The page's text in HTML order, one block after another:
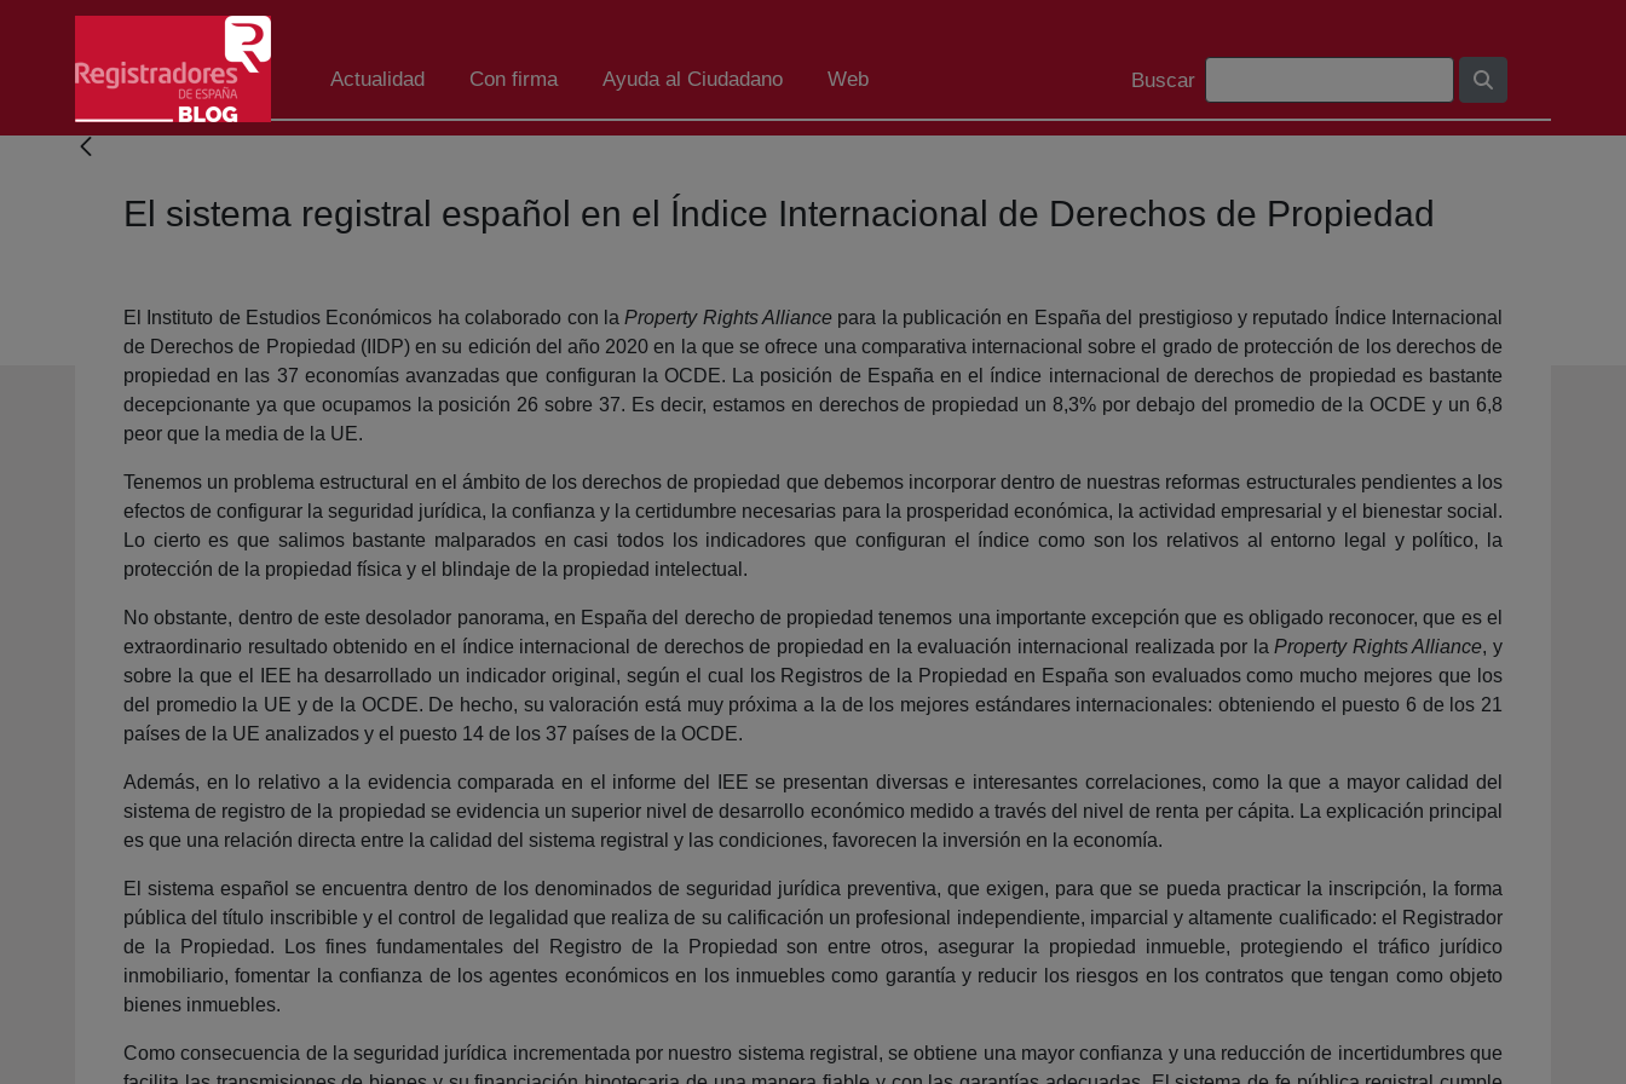
Skip to Main Content
Actualidad Con firma Ayuda al Ciudadano Web
Barra de busca
Buscar
El sistema registral español en el Índice Internacional de Derechos de Propiedad
El Instituto de Estudios Económicos ha colaborado con laProperty Rights Alliance para la publicación en España del prestigioso y reputado Índice Internacional
de Derechos de Propiedad (IIDP) en su edición del año 2020 en la que se ofrece una comparativa internacional sobre el grado de protección de los derechos de
propiedad en las 37 economías avanzadas que configuran la OCDE. La posición de España en el índice internacional de derechos de propiedad es bastante
decepcionante ya que ocupamos la posición 26 sobre 37. Es decir, estamos en derechos de propiedad un 8,3% por debajo del promedio de la OCDE y un 6,8
peor que la media de la UE.
Tenemos un problema estructural en el ámbito de los derechos de propiedad que debemos incorporar dentro de nuestras reformas estructurales pendientes a los
efectos de configurar la seguridad jurídica, la confianza y la certidumbre necesarias para la prosperidad económica, la actividad empresarial y el bienestar social.
Lo cierto es que salimos bastante malparados en casi todos los indicadores que configuran el índice como son los relativos al entorno legal y político, la
protección de la propiedad física y el blindaje de la propiedad intelectual.
No obstante, dentro de este desolador panorama, en España del derecho de propiedad tenemos una importante excepción que es obligado reconocer, que es el
extraordinario resultado obtenido en el índice internacional de derechos de propiedad en la evaluación internacional realizada por la Property Rights Alliance, y
sobre la que el IEE ha desarrollado un indicador original, según el cual los Registros de la Propiedad en España son evaluados como mucho mejores que los
del promedio la UE y de la OCDE. De hecho, su valoración está muy próxima a la de los mejores estándares internacionales: obteniendo el puesto 6 de los 21
países de la UE analizados y el puesto 14 de los 37 países de la OCDE.
Además, en lo relativo a la evidencia comparada en el informe del IEE se presentan diversas e interesantes correlaciones, como la que a mayor calidad del
sistema de registro de la propiedad se evidencia un superior nivel de desarrollo económico medido a través del nivel de renta per cápita. La explicación principal
es que una relación directa entre la calidad del sistema registral y las condiciones, favorecen la inversión en la economía.
El sistema español se encuentra dentro de los denominados de seguridad jurídica preventiva, que exigen, para que se pueda practicar la inscripción, la forma
pública del título inscribible y el control de legalidad que realiza de su calificación un profesional independiente, imparcial y altamente cualificado: el Registrador
de la Propiedad. Los fines fundamentales del Registro de la Propiedad son entre otros, asegurar la propiedad inmueble, protegiendo el tráfico jurídico
inmobiliario, fomentar la confianza de los agentes económicos en los inmuebles como garantía y reducir los riesgos en los contratos que tengan como objeto
bienes inmuebles.
Como consecuencia de la seguridad jurídica incrementada por nuestro sistema registral, se obtiene una mayor confianza y una reducción de incertidumbres que